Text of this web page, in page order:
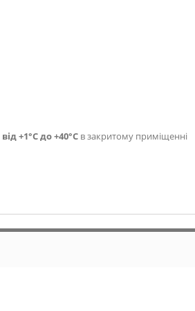
від +1°С до +40°С в закритому приміщенні